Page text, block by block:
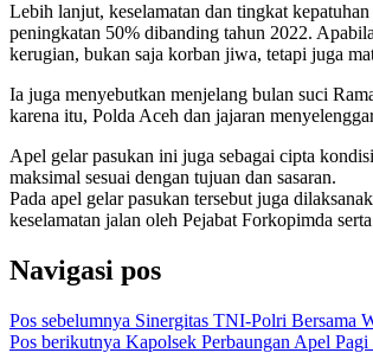
Lebih lanjut, keselamatan dan tingkat
peningkatan 50% dibanding tahun 2022.
kerugian, bukan saja korban jiwa, tetapi juga
Ia juga menyebutkan menjelang bulan suci
karena itu, Polda Aceh dan jajaran
Apel gelar pasukan ini juga sebagai cipta
maksimal sesuai dengan tujuan dan sasaran.
Pada apel gelar pasukan tersebut juga
keselamatan jalan oleh Pejabat Forkopimda
Navigasi pos
Pos sebelumnya Sinergitas TNI-Polri Bersama
Pos berikutnya Kapolsek Perbaungan Apel